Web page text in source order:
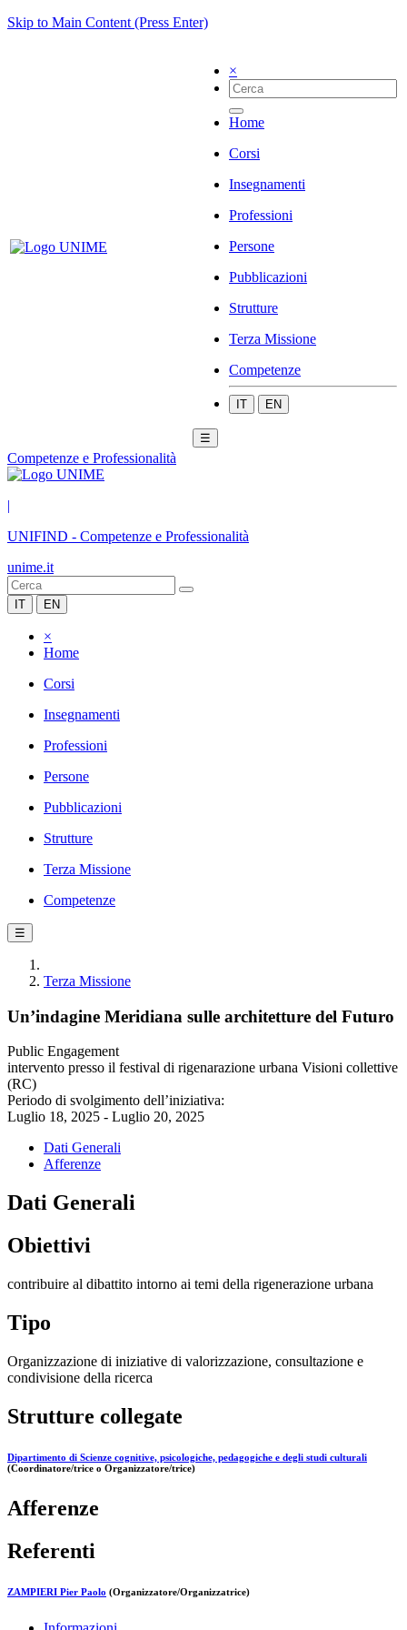
Skip to Main Content (Press Enter)
×
Home
Corsi
Insegnamenti
Professioni
Persone
Pubblicazioni
Strutture
Terza Missione
Competenze
IT EN
☰
Competenze e Professionalità
|
UNIFIND - Competenze e Professionalità
unime.it
IT EN
×
Home
Corsi
Insegnamenti
Professioni
Persone
Pubblicazioni
Strutture
Terza Missione
Competenze
☰
Terza Missione
Un’indagine Meridiana sulle architetture del Futuro
Public Engagement
intervento presso il festival di rigenarazione urbana Visioni collettive
(RC)
Periodo di svolgimento dell’iniziativa:
Luglio 18, 2025 - Luglio 20, 2025
Dati Generali
Afferenze
Dati Generali
Obiettivi
contribuire al dibattito intorno ai temi della rigenerazione urbana
Tipo
Organizzazione di iniziative di valorizzazione, consultazione e
condivisione della ricerca
Strutture collegate
Dipartimento di Scienze cognitive, psicologiche, pedagogiche e degli studi culturali
(Coordinatore/trice o Organizzatore/trice)
Afferenze
Referenti
ZAMPIERI Pier Paolo (Organizzatore/Organizzatrice)